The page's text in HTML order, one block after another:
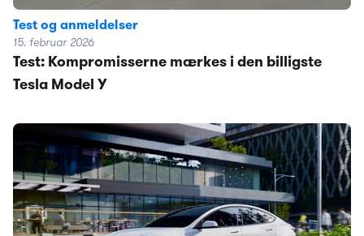
Test og anmeldelser
15. februar 2026
Test: Kompromisserne mærkes i den billigste
Tesla Model Y